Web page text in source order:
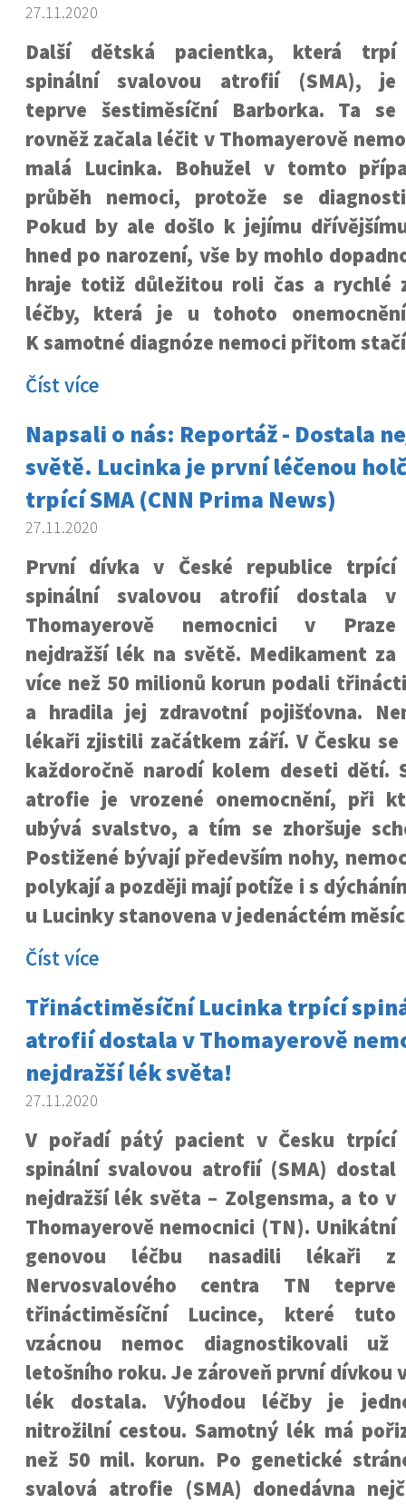
27.11.2020
Další dětská pacientka, která trpí
spinální svalovou atrofií (SMA), je
teprve šestiměsíční Barborka. Ta se
rovněž začala léčit v Thomayerově
malá Lucinka. Bohužel v tomto
průběh nemoci, protože se
Pokud by ale došlo k jejímu
hned po narození, vše by mohlo
hraje totiž důležitou roli čas a rychlé
léčby, která je u tohoto
K samotné diagnóze nemoci přitom
Číst více
Napsali o nás: Reportáž - Dostala
světě. Lucinka je první léčenou
trpící SMA (CNN Prima News)
27.11.2020
První dívka v České republice trpící
spinální svalovou atrofií dostala v
Thomayerově nemocnici v Praze
nejdražší lék na světě. Medikament za
více než 50 milionů korun podali
a hradila jej zdravotní pojišťovna.
lékaři zjistili začátkem září. V Česku se
každoročně narodí kolem deseti dětí.
atrofie je vrozené onemocnění, při
ubývá svalstvo, a tím se zhoršuje
Postižené bývají především nohy,
polykají a později mají potíže i s
u Lucinky stanovena v jedenáctém
Číst více
Třináctiměsíční Lucinka trpící
atrofií dostala v Thomayerově
nejdražší lék světa!
27.11.2020
V pořadí pátý pacient v Česku trpící
spinální svalovou atrofií (SMA) dostal
nejdražší lék světa – Zolgensma, a to v
Thomayerově nemocnici (TN). Unikátní
genovou léčbu nasadili lékaři z
Nervosvalového centra TN teprve
třináctiměsíční Lucince, které tuto
vzácnou nemoc diagnostikovali už
letošního roku. Je zároveň první dívkou
lék dostala. Výhodou léčby je
nitrožilní cestou. Samotný lék má
než 50 mil. korun. Po genetické
svalová atrofie (SMA) donedávna